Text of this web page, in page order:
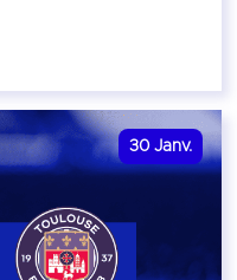
30 Janv.